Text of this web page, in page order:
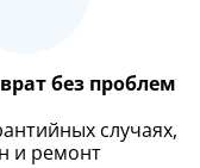
без проблем
случаях,
и ремонт